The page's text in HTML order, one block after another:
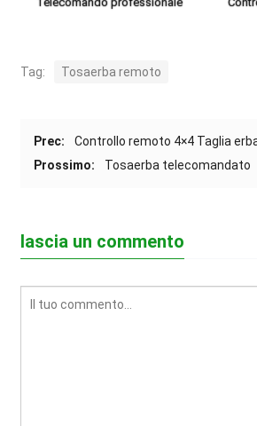
Tag: Tosaerba remoto
Prec:
Controllo remoto 4×4 Taglia
Prossimo:
Tosaerba telecomandato
lascia un commento